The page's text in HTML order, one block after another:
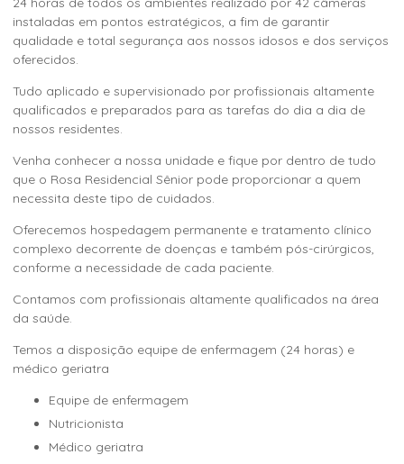
instaladas em pontos estratégicos, a fim de garantir
qualidade e total segurança aos nossos idosos e dos serviços
oferecidos.
Tudo aplicado e supervisionado por profissionais altamente
qualificados e preparados para as tarefas do dia a dia de
nossos residentes.
Venha conhecer a nossa unidade e fique por dentro de tudo
que o Rosa Residencial Sênior pode proporcionar a quem
necessita deste tipo de cuidados.
Oferecemos hospedagem permanente e tratamento clínico
complexo decorrente de doenças e também pós-cirúrgicos,
conforme a necessidade de cada paciente.
Contamos com profissionais altamente qualificados na área
da saúde.
Temos a disposição equipe de enfermagem (24 horas) e
médico geriatra
Equipe de enfermagem
Nutricionista
Médico geriatra